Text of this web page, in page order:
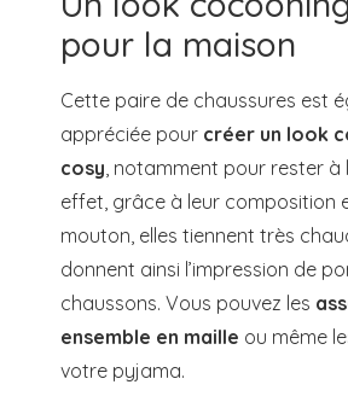
pour la maison
Cette paire de chaussures est
appréciée pour créer un look
cosy , notamment pour rester à
effet, grâce à leur composition
mouton, elles tiennent très
donnent ainsi l’impression de
chaussons. Vous pouvez les
ensemble en maille ou même
votre pyjama.